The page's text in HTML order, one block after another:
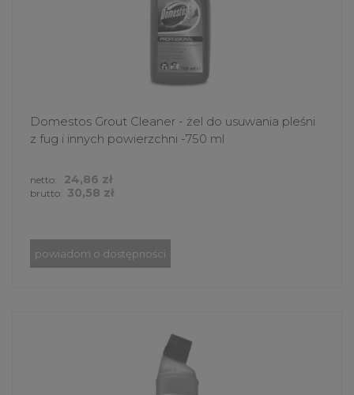
Domestos Grout Cleaner - żel do usuwania pleśni
z fug i innych powierzchni -750 ml
brutto: 30,58 zł
netto: 24,86 zł
powiadom o dostępności